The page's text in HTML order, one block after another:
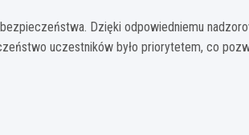
Dzięki odpowiedniemu
uczestników było priorytetem, co